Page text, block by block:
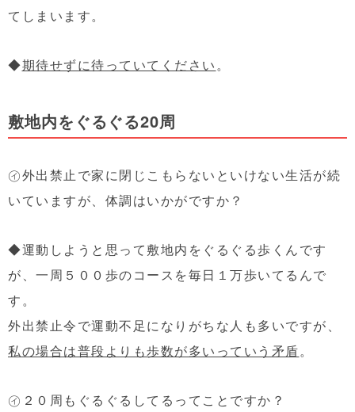
てしまいます。
◆期待せずに待っていてください。
敷地内をぐるぐる20周
㋑外出禁止で家に閉じこもらないといけない生活が続
いていますが、体調はいかがですか？
◆運動しようと思って敷地内をぐるぐる歩くんです
が、一周５００歩のコースを毎日１万歩いてるんで
す。
外出禁止令で運動不足になりがちな人も多いですが、
私の場合は普段よりも歩数が多いっていう矛盾。
㋑２０周もぐるぐるしてるってことですか？